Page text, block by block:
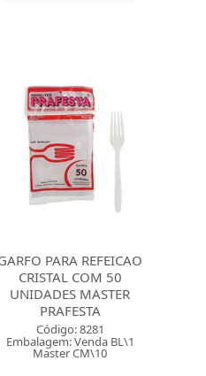
PARA REFEICAO
CRISTAL COM 50
UNIDADES MASTER
PRAFESTA
Código: 8281
Embalagem: Venda BL\1
Master CM\10